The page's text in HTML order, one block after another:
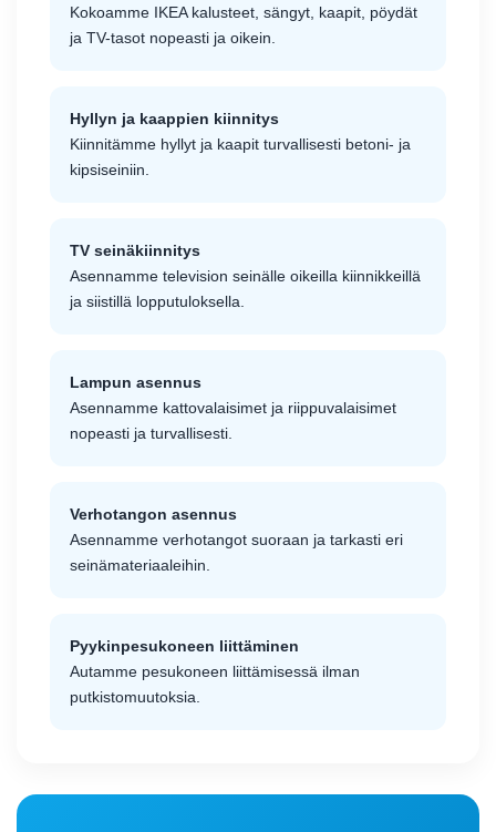
Kokoamme IKEA kalusteet, sängyt, kaapit, pöydät
ja TV-tasot nopeasti ja oikein.
Hyllyn ja kaappien kiinnitys
Kiinnitämme hyllyt ja kaapit turvallisesti betoni- ja
kipsiseiniin.
TV seinäkiinnitys
Asennamme television seinälle oikeilla kiinnikkeillä
ja siistillä lopputuloksella.
Lampun asennus
Asennamme kattovalaisimet ja riippuvalaisimet
nopeasti ja turvallisesti.
Verhotangon asennus
Asennamme verhotangot suoraan ja tarkasti eri
seinämateriaaleihin.
Pyykinpesukoneen liittäminen
Autamme pesukoneen liittämisessä ilman
putkistomuutoksia.